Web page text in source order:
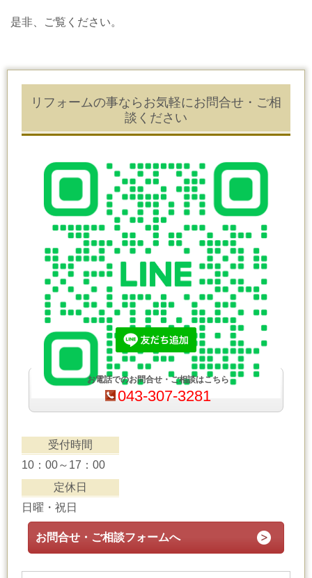
是非、ご覧ください。
リフォームの事ならお気軽にお問合せ・ご相
談ください
お電話でのお問合せ・ご相談はこちら
043-307-3281
受付時間
10：00～17：00
定休日
日曜・祝日
お問合せ・ご相談フォームへ